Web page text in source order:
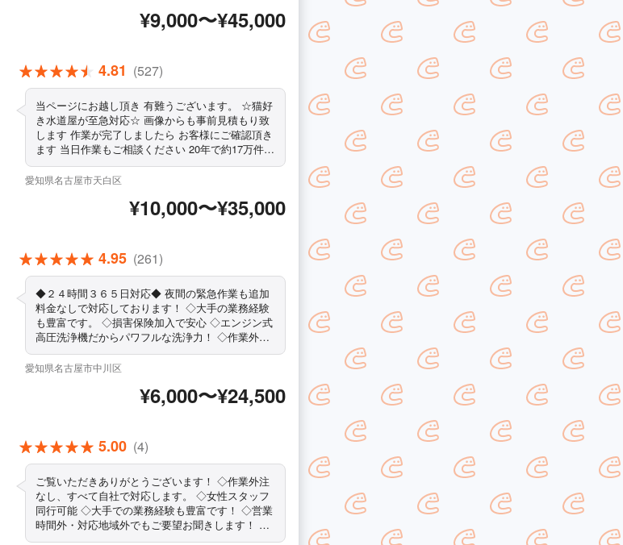
¥9,000〜¥45,000
4.81 (527)
当ページにお越し頂き 有難うございます。 ☆猫好
き水道屋が至急対応☆ 画像からも事前見積もり致
します 作業が完了しましたら お客様にご確認頂き
ます 当日作業もご相談ください 20年で約17万件の
施工実績 安心の損保加入済です PAYPAY CARD決
済OK ご質問は、下の青文字 「このサービスにつ
60分以内に返信致します
愛知県名古屋市天白区
¥10,000〜¥35,000
4.95 (261)
◆２４時間３６５日対応◆ 夜間の緊急作業も追加
料金なしで対応しております！ ◇大手の業務経験
も豊富です。 ◇損害保険加入で安心 ◇エンジン式
高圧洗浄機だからパワフルな洗浄力！ ◇作業外注
なし、すべて自社で対応します！ ◇駐車場代当社
負担
愛知県名古屋市中川区
¥6,000〜¥24,500
5.00 (4)
ご覧いただきありがとうございます！ ◇作業外注
なし、すべて自社で対応します。 ◇女性スタッフ
同行可能 ◇大手での業務経験も豊富です！ ◇営業
時間外・対応地域外でもご要望お聞きします！ ◇
駐車代は当店が負担します ◇精一杯対応します！